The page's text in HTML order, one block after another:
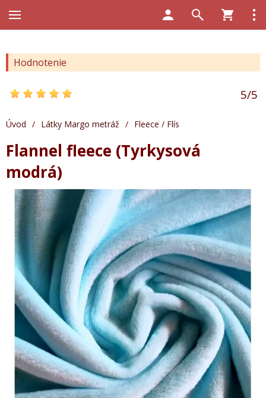
Hodnotenie
5/5
Úvod / Látky Margo metráž / Fleece / Flís
Flannel fleece (Tyrkysová
modrá)